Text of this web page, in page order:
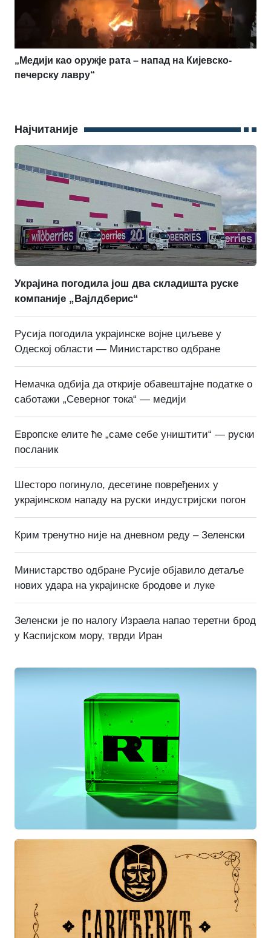
„Медији као оружје рата – напад на Кијевско-
печерску лавру“
Најчитаније
Украјина погодила још два складишта руске
компаније „Вајлдберис“
Русија погодила украјинске војне циљеве у
Одеској области — Министарство одбране
Немачка одбија да открије обавештајне податке о
саботажи „Северног тока“ — медији
Европске елите ће „саме себе уништити“ — руски
посланик
Шесторо погинуло, десетине повређених у
украјинском нападу на руски индустријски погон
Крим тренутно није на дневном реду – Зеленски
Министарство одбране Русије објавило детаље
нових удара на украјинске бродове и луке
Зеленски је по налогу Израела напао теретни брод
у Каспијском мору, тврди Иран